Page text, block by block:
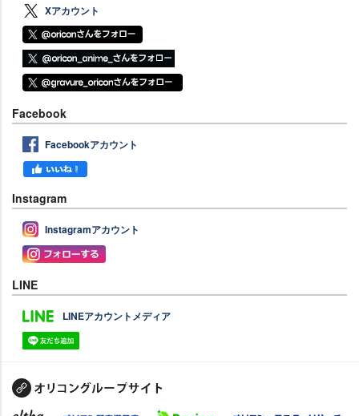
Xアカウント
Facebook
Facebookアカウント
Instagram
Instagramアカウント
LINE
LINEアカウントメディア